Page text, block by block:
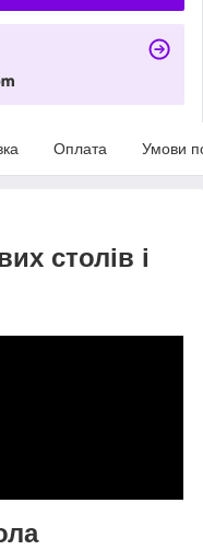
Оплата Умови
столів і